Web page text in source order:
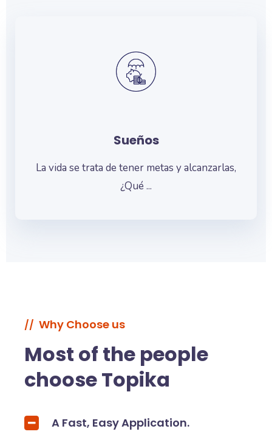
Sueños
La vida se trata de tener metas y alcanzarlas,
¿Qué ...
// Why Choose us
Most of the people
choose Topika
A Fast, Easy Application.